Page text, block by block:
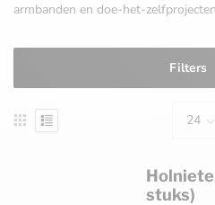
armbanden en doe-het-
Filters
stuks)